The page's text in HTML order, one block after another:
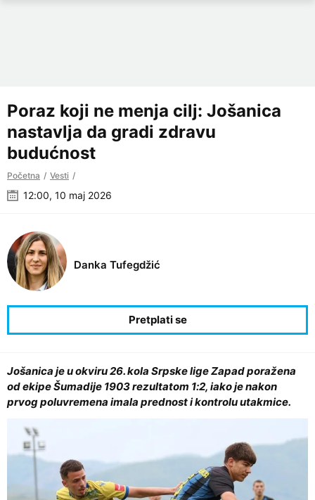
Poraz koji ne menja cilj: Jošanica
nastavlja da gradi zdravu
budućnost
Početna Vesti
12:00, 10 maj 2026
Danka Tufegdžić
Jošanica je u okviru 26. kola Srpske lige Zapad poražena
od ekipe Šumadije 1903 rezultatom 1:2, iako je nakon
prvog poluvremena imala prednost i kontrolu utakmice.